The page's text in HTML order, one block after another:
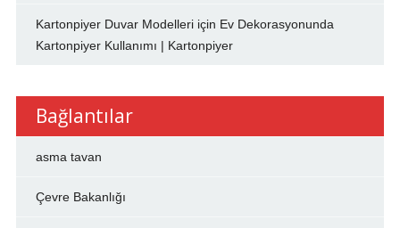
Kartonpiyer Duvar Modelleriiçin Ev Dekorasyonunda
Kartonpiyer Kullanımı | Kartonpiyer
Bağlantılar
asma tavan
Çevre Bakanlığı